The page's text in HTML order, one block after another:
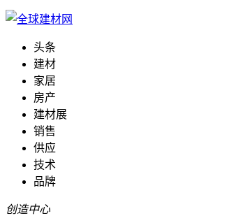
头条
建材
家居
房产
建材展
销售
供应
技术
品牌
创造中心